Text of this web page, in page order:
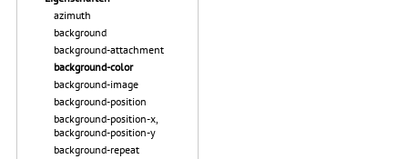
azimuth
background
background-attachment
background-color
background-image
background-position
background-position-x,
background-position-y
background-repeat